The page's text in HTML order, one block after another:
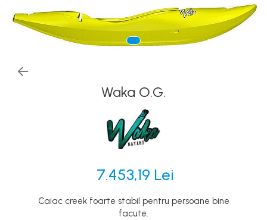
Bărci gonflabile
Bărci pentru pescuit
Bărci de rafting
Waka O.G.
7.453,19 Lei
Caiac creek foarte stabil pentru persoane bine
facute.